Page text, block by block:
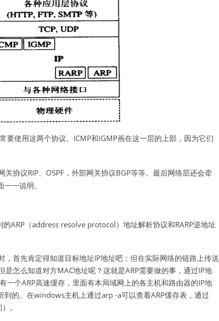
要使用这两个协议。 ICMP和IGMP画在这一层的上部，因为它们
关协议RIP OSPF ，外部网关协议BGP等等。最后网络层还会牵
一一说明。
ARP（address resolve protocol）地址解析协议和RARP逆地址
首先肯定得知道目标地址IP地址吧；但在实际网络的链路上传送
怎么知道对方MAC地址呢？这就是ARP需要做的事，通过IP地
一个ARP高速缓存，里面有本局域网上的各主机和路由器的IP地
的。在windows主机上通过arp -a可以查看ARP缓存表，通过
。